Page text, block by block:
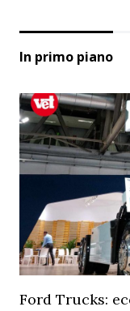
In primo piano
Ford Trucks: